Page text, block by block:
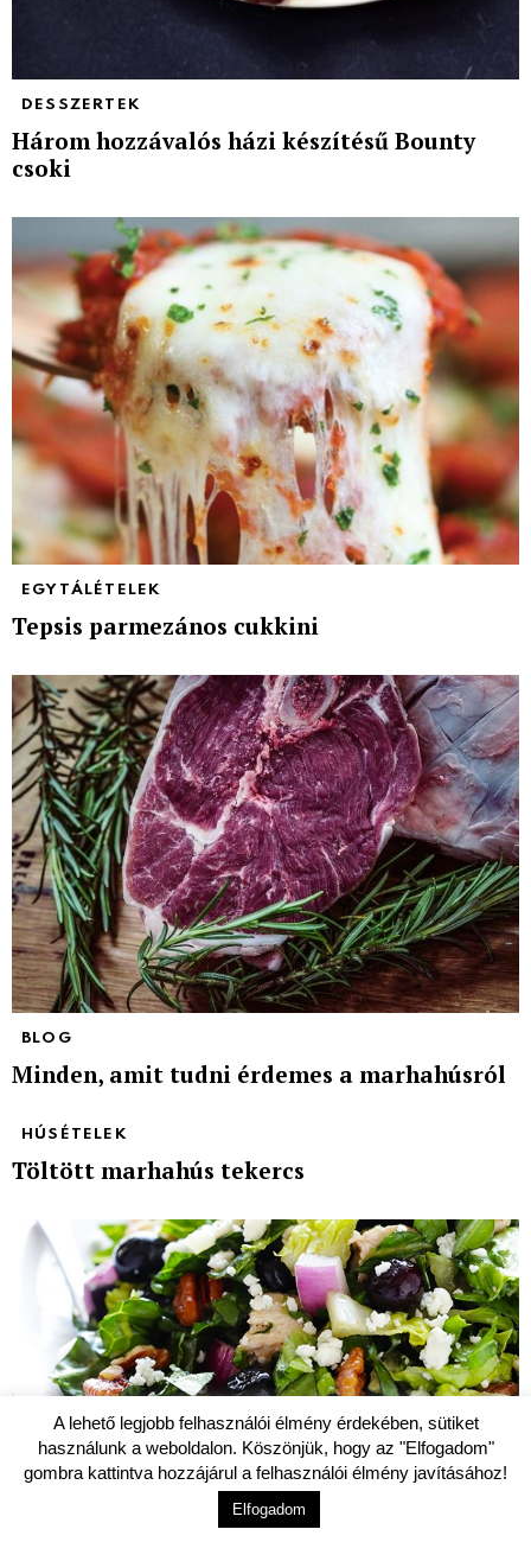
DESSZERTEK
Három hozzávalós házi készítésű Bounty
csoki
EGYTÁLÉTELEK
Tepsis parmezános cukkini
BLOG
Minden, amit tudni érdemes a marhahúsról
HÚSÉTELEK
Töltött marhahús tekercs
A lehető legjobb felhasználói élmény érdekében, sütiket
használunk a weboldalon. Köszönjük, hogy az "Elfogadom"
gombra kattintva hozzájárul a felhasználói élmény javításához!
Elfogadom